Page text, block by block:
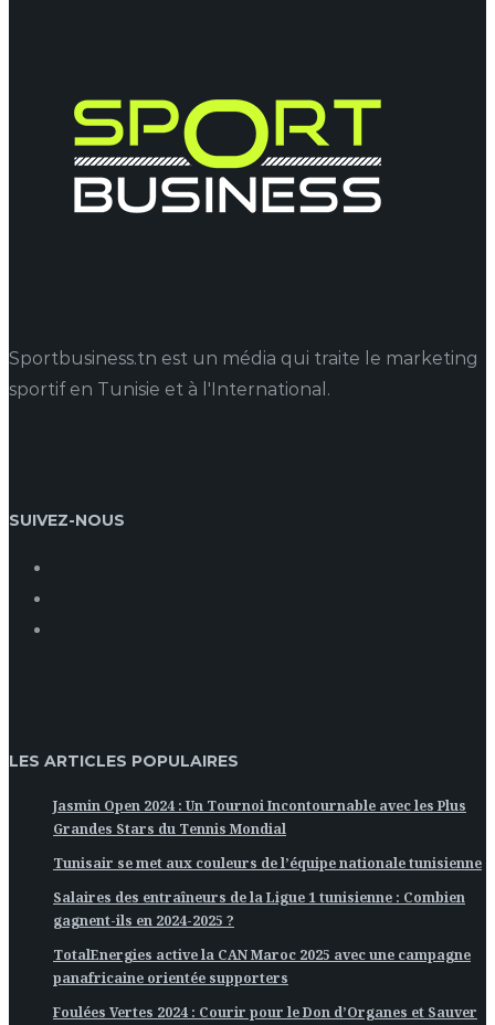
Sportbusiness.tn est un média qui traite le marketing
sportif en Tunisie et à l'International.
SUIVEZ-NOUS
LES ARTICLES POPULAIRES
Jasmin Open 2024 : Un Tournoi Incontournable avec les Plus
Grandes Stars du Tennis Mondial
Tunisair se met aux couleurs de l’équipe nationale tunisienne
Salaires des entraîneurs de la Ligue 1 tunisienne : Combien
gagnent-ils en 2024-2025 ?
TotalEnergies active la CAN Maroc 2025 avec une campagne
panafricaine orientée supporters
Foulées Vertes 2024 : Courir pour le Don d’Organes et Sauver